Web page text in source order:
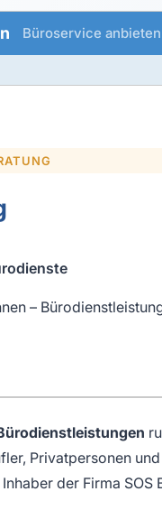
Büroservice anbieten
–
Privatpersonen
der Firma